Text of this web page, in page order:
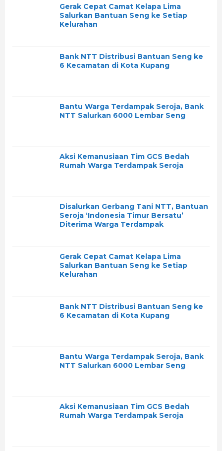
Gerak Cepat Camat Kelapa Lima
Salurkan Bantuan Seng ke Setiap
Kelurahan
Bank NTT Distribusi Bantuan Seng ke
6 Kecamatan di Kota Kupang
Bantu Warga Terdampak Seroja, Bank
NTT Salurkan 6000 Lembar Seng
Aksi Kemanusiaan Tim GCS Bedah
Rumah Warga Terdampak Seroja
Disalurkan Gerbang Tani NTT, Bantuan
Seroja ‘Indonesia Timur Bersatu’
Diterima Warga Terdampak
Gerak Cepat Camat Kelapa Lima
Salurkan Bantuan Seng ke Setiap
Kelurahan
Bank NTT Distribusi Bantuan Seng ke
6 Kecamatan di Kota Kupang
Bantu Warga Terdampak Seroja, Bank
NTT Salurkan 6000 Lembar Seng
Aksi Kemanusiaan Tim GCS Bedah
Rumah Warga Terdampak Seroja